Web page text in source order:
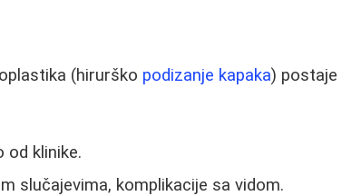
(hirurško podizanje kapaka) postaje
od klinike.
slučajevima, komplikacije sa vidom.